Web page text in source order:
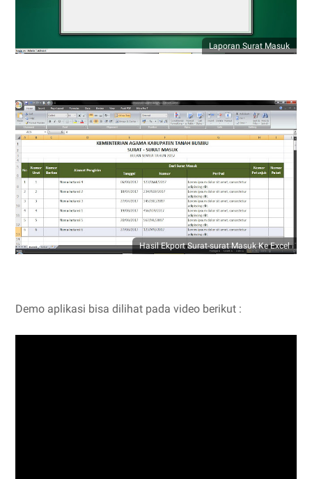
Laporan Surat Masuk
Hasil Ekport Surat-surat Masuk Ke Excel
Demo aplikasi bisa dilihat pada video berikut :